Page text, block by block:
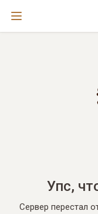
Упс,
Сервер перестал